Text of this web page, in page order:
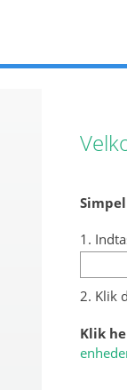
1.
2. Klik
Klik